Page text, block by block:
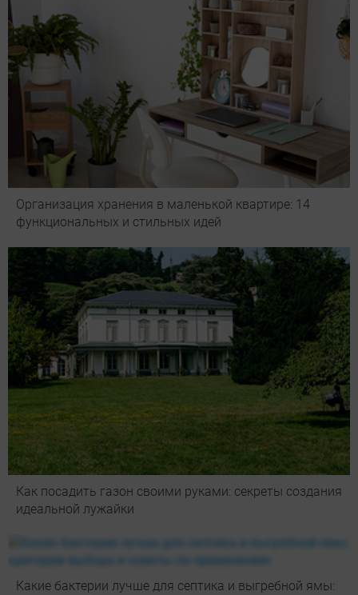
Организация хранения в маленькой квартире: 14
функциональных и стильных идей
Как посадить газон своими руками: секреты создания
идеальной лужайки
Какие бактерии лучше для септика и выгребной ямы: